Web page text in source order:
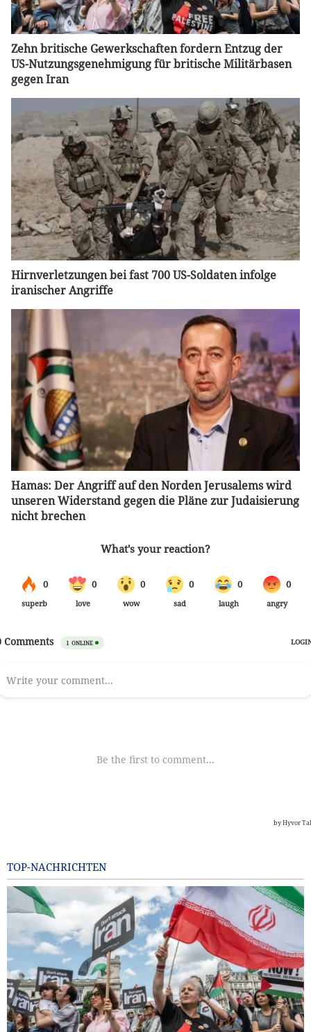
Zehn britische Gewerkschaften fordern Entzug der
US-Nutzungsgenehmigung für britische Militärbasen
gegen Iran
Hirnverletzungen bei fast 700 US-Soldaten infolge
iranischer Angriffe
Hamas: Der Angriff auf den Norden Jerusalems wird
unseren Widerstand gegen die Pläne zur Judaisierung
nicht brechen
TOP-NACHRICHTEN